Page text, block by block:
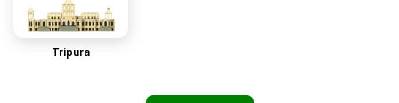
Tripura